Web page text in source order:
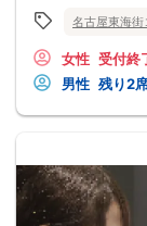
名古屋東海街
女性 受付終
男性 残り2